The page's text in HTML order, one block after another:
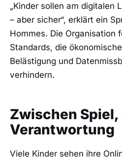
„Kinder sollen am digitalen
– aber sicher“, erklärt ein
Hommes. Die Organisation
Standards, die
Belästigung und
verhindern.
Zwischen
Verantwortung
Viele Kinder sehen ihre